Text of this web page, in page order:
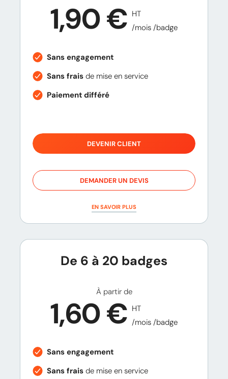
1,90 € HT
/mois /badge
Sans engagement
Sans fraisde mise en service
Paiement différé
DEVENIR CLIENT
DEMANDER UN DEVIS
EN SAVOIR PLUS
De 6 à 20 badges
À partir de
1,60 € HT
/mois /badge
Sans engagement
Sans fraisde mise en service